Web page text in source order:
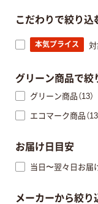
こだわりで絞り込
本気プライス
グリーン商品で絞
グリーン商品（13）
エコマーク商品（13
お届け日目安
当日〜翌々日お届
メーカーから絞り